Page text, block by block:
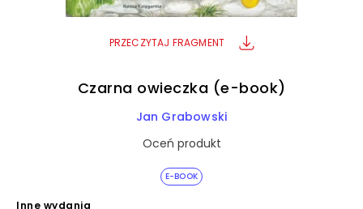
PRZECZYTAJ FRAGMENT
E-BOOK
Czarna owieczka (e-book)
Jan Grabowski
Oceń produkt
Inne wydania